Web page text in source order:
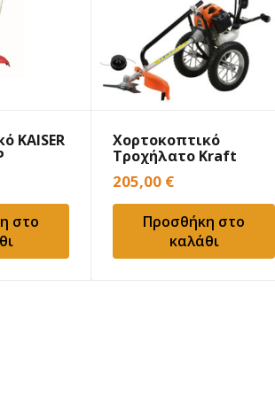
KAISER
στο
Χορτοκοπτικό
Τροχήλατο Kraft
691061
205,00 €
Προσθήκη στο
καλάθι